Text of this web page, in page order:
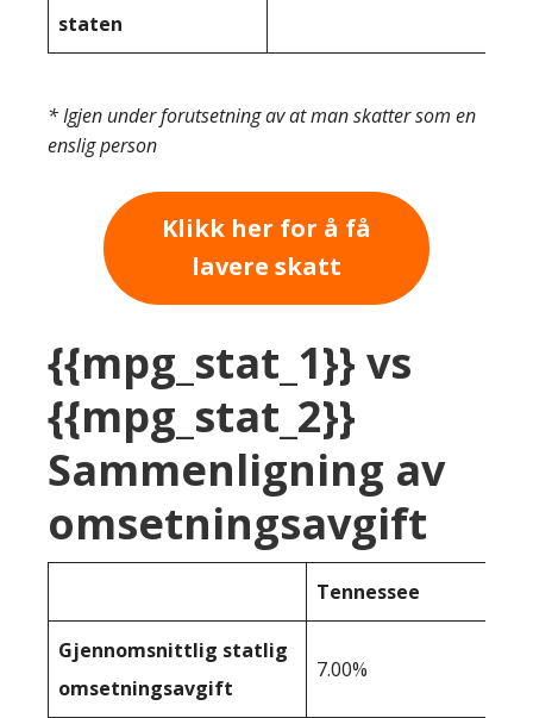
staten
* Igjen under forutsetning av at man skatter som en
enslig person
Klikk her for å få
lavere skatt
{{mpg_stat_1}} vs
{{mpg_stat_2}}
Sammenligning av
omsetningsavgift
Tennessee
Gjennomsnittlig statlig
omsetningsavgift
7.00%